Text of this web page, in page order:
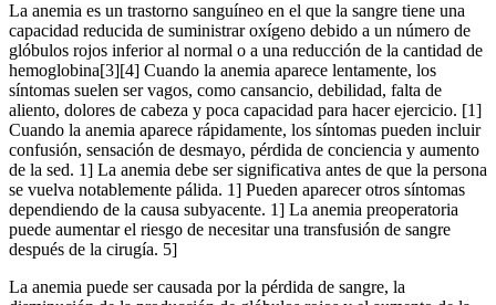
La anemia es un trastorno sanguíneo en el que la sangre tiene una
capacidad reducida de suministrar oxígeno debido a un número de
glóbulos rojos inferior al normal o a una reducción de la cantidad de
hemoglobina[3][4] Cuando la anemia aparece lentamente, los
síntomas suelen ser vagos, como cansancio, debilidad, falta de
aliento, dolores de cabeza y poca capacidad para hacer ejercicio. [1]
Cuando la anemia aparece rápidamente, los síntomas pueden incluir
confusión, sensación de desmayo, pérdida de conciencia y aumento
de la sed. 1] La anemia debe ser significativa antes de que la persona
se vuelva notablemente pálida. 1] Pueden aparecer otros síntomas
dependiendo de la causa subyacente. 1] La anemia preoperatoria
puede aumentar el riesgo de necesitar una transfusión de sangre
después de la cirugía. 5]
La anemia puede ser causada por la pérdida de sangre, la